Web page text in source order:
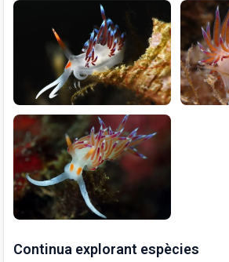
Continua explorant espècies